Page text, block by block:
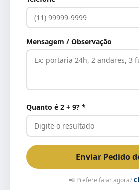
Mensagem / Observação
Quanto é 2 + 9? *
Enviar Pedido
📲 Prefere falar agora?